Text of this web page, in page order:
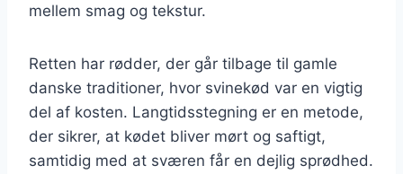
mellem smag og tekstur.
Retten har rødder, der går tilbage til gamle
danske traditioner, hvor svinekød var en vigtig
del af kosten. Langtidsstegning er en metode,
der sikrer, at kødet bliver mørt og saftigt,
samtidig med at sværen får en dejlig sprødhed.